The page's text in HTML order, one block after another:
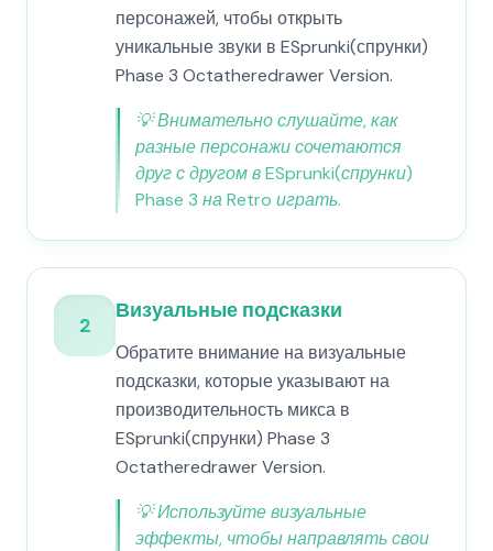
персонажей, чтобы открыть
уникальные звуки в ESprunki(спрунки)
Phase 3 Octatheredrawer Version.
💡Внимательно слушайте, как
разные персонажи сочетаются
друг с другом в ESprunki(спрунки)
Phase 3 на Retro играть.
2
Визуальные подсказки
Обратите внимание на визуальные
подсказки, которые указывают на
производительность микса в
ESprunki(спрунки) Phase 3
Octatheredrawer Version.
💡Используйте визуальные
эффекты, чтобы направлять свои